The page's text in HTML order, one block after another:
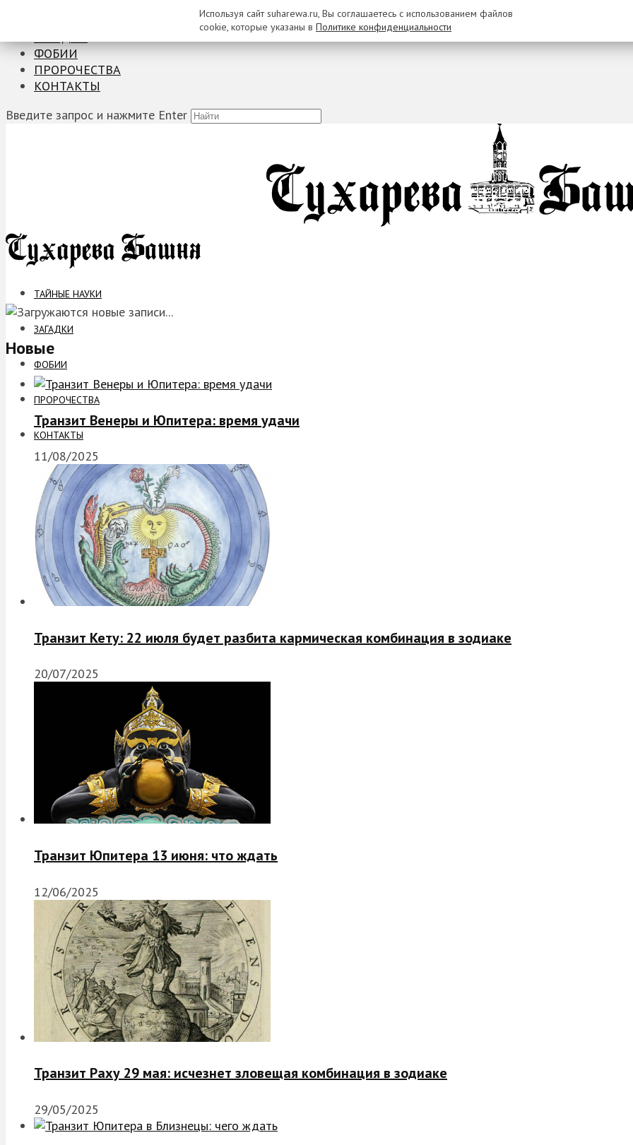
ФОБИИ
ПРОРОЧЕСТВА
КОНТАКТЫ
Введите запрос и нажмите Enter
ТАЙНЫЕ НАУКИ
ЗАГАДКИ
ФОБИИ
ПРОРОЧЕСТВА
КОНТАКТЫ
Новые
Транзит Венеры и Юпитера: время удачи
11/08/2025
Транзит Кету: 22 июля будет разбита кармическая комбинация в зодиаке
20/07/2025
Транзит Юпитера 13 июня: что ждать
12/06/2025
Транзит Раху 29 мая: исчезнет зловещая комбинация в зодиаке
29/05/2025
Используя сайт suharewa.ru, Вы соглашаетесь с использованием файлов
cookie, которые указаны в Политике конфиденциальности